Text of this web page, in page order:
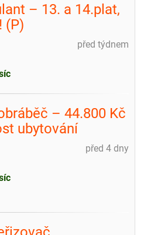
– 13. a 14.plat,
(P)
před týdnem
– 44.800 Kč
ubytování
před 4 dny